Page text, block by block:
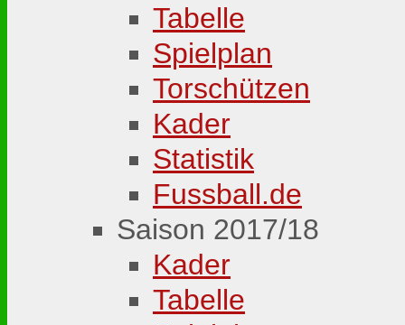
Tabelle
Spielplan
Torschützen
Kader
Statistik
Fussball.de
Saison 2017/18
Kader
Tabelle